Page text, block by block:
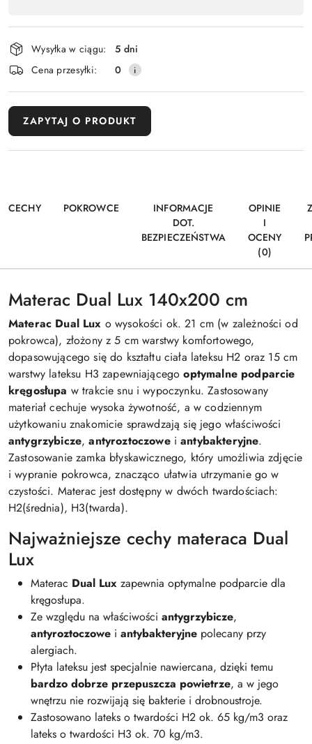
płatność
i
dostawa
Wysyłka w ciągu:
5 dni
Cena przesyłki:
0
ZAPYTAJ O PRODUKT
CECHY POKROWCE
INFORMACJE
DOT.
BEZPIECZEŃSTWA
OPINIE
I
OCENY
(0)
Materac Dual Lux 140x200 cm
Materac Dual Lux o wysokości ok. 21 cm (w zależności od
pokrowca), złożony z 5 cm warstwy komfortowego,
dopasowującego się do kształtu ciała lateksu H2 oraz 15 cm
warstwy lateksu H3 zapewniającegooptymalne podparcie
kręgosłupa w trakcie snu i wypoczynku. Zastosowany
materiał cechuje wysoka żywotność, a w codziennym
użytkowaniu znakomicie sprawdzają się jego właściwości
antygrzybicze,antyroztoczoweiantybakteryjne.
Zastosowanie zamka błyskawicznego, który umożliwia zdjęcie
i wypranie pokrowca, znacząco ułatwia utrzymanie go w
czystości. Materac jest dostępny w dwóch twardościach:
H2(średnia), H3(twarda).
Najważniejsze cechy materaca Dual
Lux
Materac Dual Lux zapewnia optymalne podparcie dla
kręgosłupa.
Ze względu na właściwości antygrzybicze,
antyroztoczowe i antybakteryjne polecany przy
alergiach.
Płyta lateksu jest specjalnie nawiercana, dzięki temu
bardzo dobrze przepuszcza powietrze, a w jego
wnętrzu nie rozwijają się bakterie i drobnoustroje.
Zastosowano lateks o twardości H2 ok. 65 kg/m3 oraz
lateks o twardości H3 ok. 70 kg/m3.